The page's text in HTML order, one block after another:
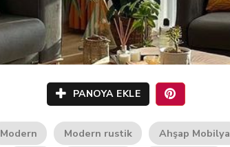
PANOYA EKLE
Modern Modern rustik Ahşap Mobilya